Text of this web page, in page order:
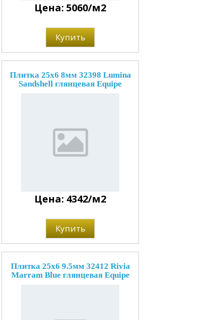
Цена: 5060/м2
Купить
Плитка 25x6 8мм 32398 Lumina
Sandshell глянцевая Equipe
Цена: 4342/м2
Купить
Плитка 25x6 9.5мм 32412 Rivia
Marram Blue глянцевая Equipe